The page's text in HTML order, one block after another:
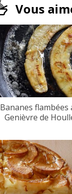
Vous
Bananes flambées
Genièvre de